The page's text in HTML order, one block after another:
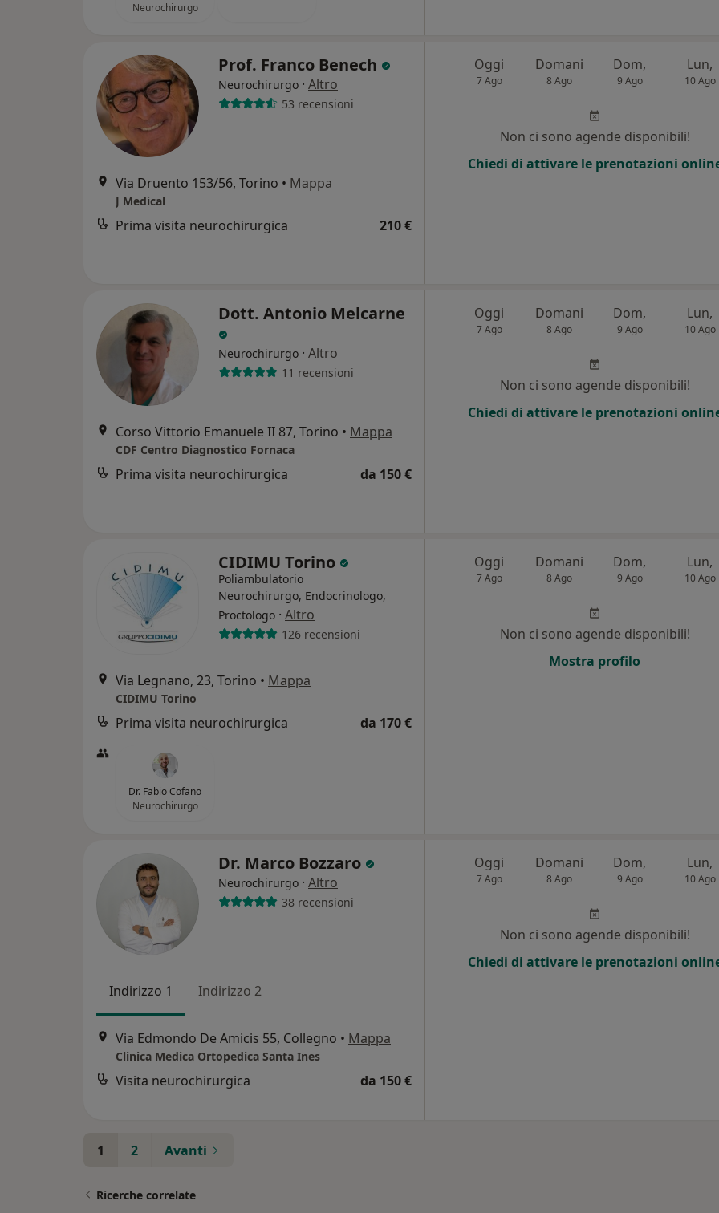
Neurochirurgo
Prof. Franco Benech
Neurochirurgo · Altro
53 recensioni
Via Druento 153/56, Torino • Mappa
J Medical
Prima visita neurochirurgica 210 €
Oggi
7 Ago
Domani
8 Ago
Dom,
9 Ago
Lun,
10 Ago
Non ci sono agende disponibili!
Chiedi di attivare le prenotazioni
Dott. Antonio Melcarne
Neurochirurgo · Altro
11 recensioni
Corso Vittorio Emanuele II 87, Torino • Mappa
CDF Centro Diagnostico Fornaca
Prima visita neurochirurgica da 150 €
Oggi
7 Ago
Domani
8 Ago
Dom,
9 Ago
Lun,
10 Ago
Non ci sono agende disponibili!
Chiedi di attivare le prenotazioni
CIDIMU Torino
Poliambulatorio
Neurochirurgo, Endocrinologo,
Proctologo · Altro
126 recensioni
Via Legnano, 23, Torino • Mappa
CIDIMU Torino
Prima visita neurochirurgica da 170 €
Dr. Fabio Cofano
Neurochirurgo
Oggi
7 Ago
Domani
8 Ago
Dom,
9 Ago
Lun,
10 Ago
Non ci sono agende disponibili!
Mostra profilo
Dr. Marco Bozzaro
Neurochirurgo · Altro
38 recensioni
Indirizzo 1 Indirizzo 2
Via Edmondo De Amicis 55, Collegno • Mappa
Clinica Medica Ortopedica Santa Ines
Visita neurochirurgica da 150 €
Oggi
7 Ago
Domani
8 Ago
Dom,
9 Ago
Lun,
10 Ago
Non ci sono agende disponibili!
Chiedi di attivare le prenotazioni
1 2 Avanti
Ricerche correlate